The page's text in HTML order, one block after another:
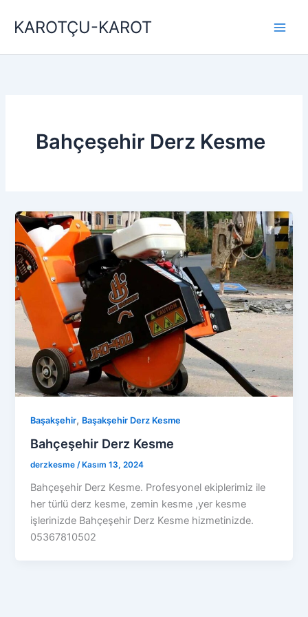
atlaKAROTÇU-KAROT
Bahçeşehir Derz Kesme
Başakşehir, Başakşehir Derz Kesme
Bahçeşehir Derz Kesme
derzkesme/ Kasım 13, 2024
Bahçeşehir Derz Kesme. Profesyonel ekiplerimiz ile
her türlü derz kesme, zemin kesme ,yer kesme
işlerinizde Bahçeşehir Derz Kesme hizmetinizde.
05367810502